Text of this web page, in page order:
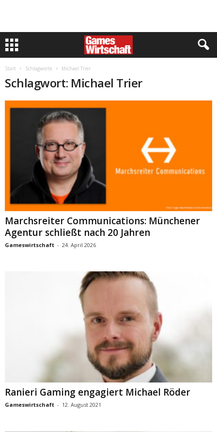
Start Schlagworte Michael Trier
Schlagwort: Michael Trier
Marchsreiter Communications: Münchener
Agentur schließt nach 20 Jahren
Gameswirtschaft - 24. April 2026
Ranieri Gaming engagiert Michael Röder
Gameswirtschaft - 12. August 2021